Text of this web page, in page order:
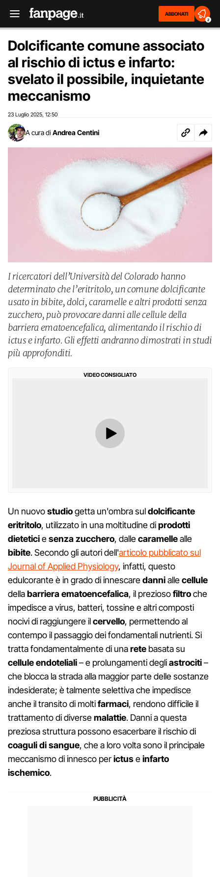
ABBONATI
2
Dolcificante comune associato
al rischio di ictus e infarto:
svelato il possibile, inquietante
meccanismo
23 Luglio 2025 12:50
A cura di Andrea Centini
I ricercatori dell’Università del Colorado hanno
determinato che l’eritritolo, un comune dolcificante
usato in bibite, dolci, caramelle e altri prodotti senza
zucchero, può provocare danni alle cellule della
barriera ematoencefalica, alimentando il rischio di
ictus e infarto. Gli effetti andranno dimostrati in studi
più approfonditi.
VIDEO CONSIGLIATO
Un nuovostudiogetta un'ombra suldolcificante
eritritolo, utilizzato in una moltitudine diprodotti
dieteticiesenza zucchero, dallecaramellealle
bibite. Secondo gli autori dell'articolo pubblicato sul
Journal of Applied Physiology, infatti, questo
edulcorante è in grado di innescaredanniallecellule
dellabarriera ematoencefalica, il preziosofiltroche
impedisce a virus, batteri, tossine e altri composti
nocivi di raggiungere ilcervello, permettendo al
contempo il passaggio dei fondamentali nutrienti. Si
tratta fondamentalmente di unarete basata su
cellule endoteliali– e prolungamenti degliastrociti–
che blocca la strada alla maggior parte delle sostanze
indesiderate; è talmente selettiva che impedisce
anche il transito di moltifarmaci, rendono difficile il
trattamento di diversemalattie. Danni a questa
preziosa struttura possono esacerbare il rischio di
coaguli di sangue, che a loro volta sono il principale
meccanismo di innesco perictuseinfarto
ischemico.